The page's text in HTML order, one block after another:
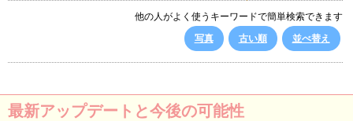
他の人がよく使うキーワードで簡単検索できます
写真
古い順 並べ替え
最新アップデートと今後の可能性